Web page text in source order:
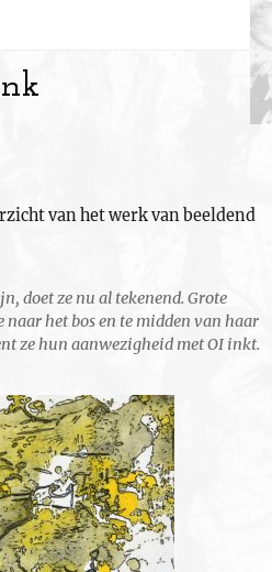
van het werk van beeldend
doet ze nu al tekenend. Grote
naar het bos en te midden van haar
ze hun aanwezigheid met OI inkt.